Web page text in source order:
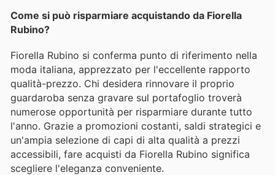
Come si può risparmiare acquistando da Fiorella
Rubino?
Fiorella Rubino si conferma punto di riferimento nella
moda italiana, apprezzato per l'eccellente rapporto
qualità-prezzo. Chi desidera rinnovare il proprio
guardaroba senza gravare sul portafoglio troverà
numerose opportunità per risparmiare durante tutto
l'anno. Grazie a promozioni costanti, saldi strategici e
un'ampia selezione di capi di alta qualità a prezzi
accessibili, fare acquisti da Fiorella Rubino significa
scegliere l'eleganza conveniente.